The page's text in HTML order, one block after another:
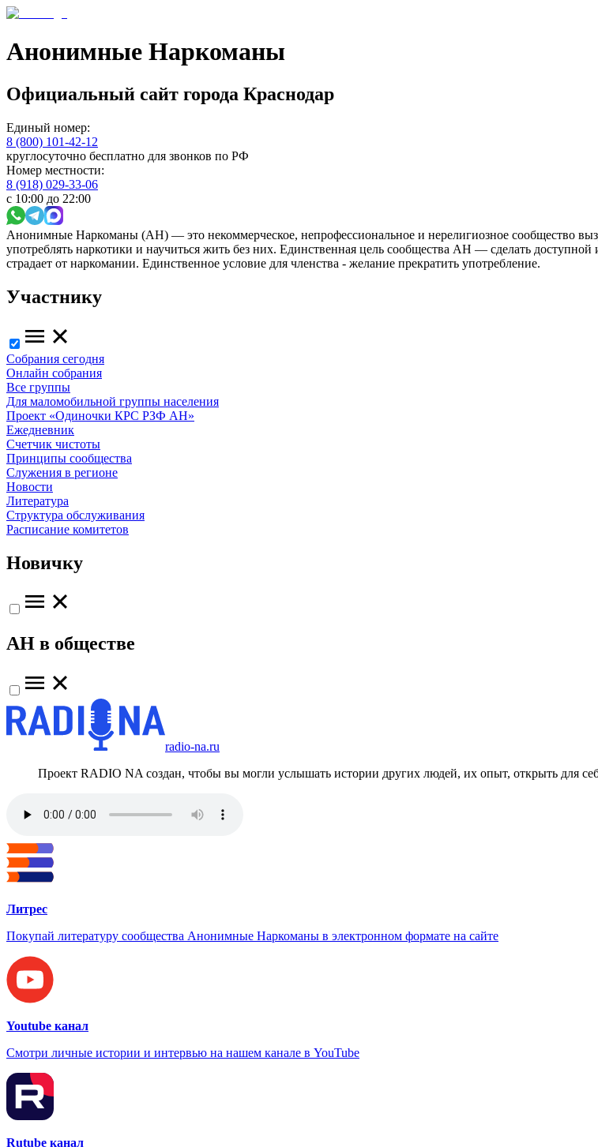
Анонимные Наркоманы
Официальный сайт города Краснодар
Единый номер:
8 (800) 101-42-12
круглосуточно бесплатно для звонков по РФ
Номер местности:
8 (918) 029-33-06
с 10:00 до 22:00
Анонимные Наркоманы (АН) — это некоммерческое, непрофессиональное и нерелигиозное сообщество
употреблять наркотики и научиться жить без них. Единственная цель сообщества АН — сделать
страдает от наркомании. Единственное условие для членства - желание прекратить употребление.
Участнику
Собрания сегодня
Онлайн собрания
Все группы
Для маломобильной группы населения
Проект «Одиночки КРС РЗФ АН»
Ежедневник
Счетчик чистоты
Принципы сообщества
Служения в регионе
Новости
Литература
Структура обслуживания
Расписание комитетов
Новичку
АН в обществе
radio-na.ru
Проект RADIO NA создан, чтобы вы могли услышать истории других людей, их опыт, открыть для
Литрес
Покупай литературу сообщества Анонимные Наркоманы в электронном формате на сайте
Youtube канал
Смотри личные истории и интервью на нашем канале в YouTube
Rutube канал